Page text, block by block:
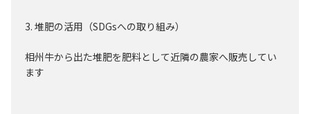
3. 堆肥の活用（SDGsへの取り組み）
相州牛から出た堆肥を肥料として近隣の農家へ販売してい
ます